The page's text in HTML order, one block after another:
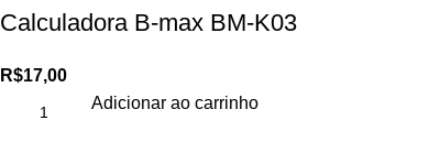
Calculadora B-max BM-K03
R$17,00
Adicionar ao carrinho